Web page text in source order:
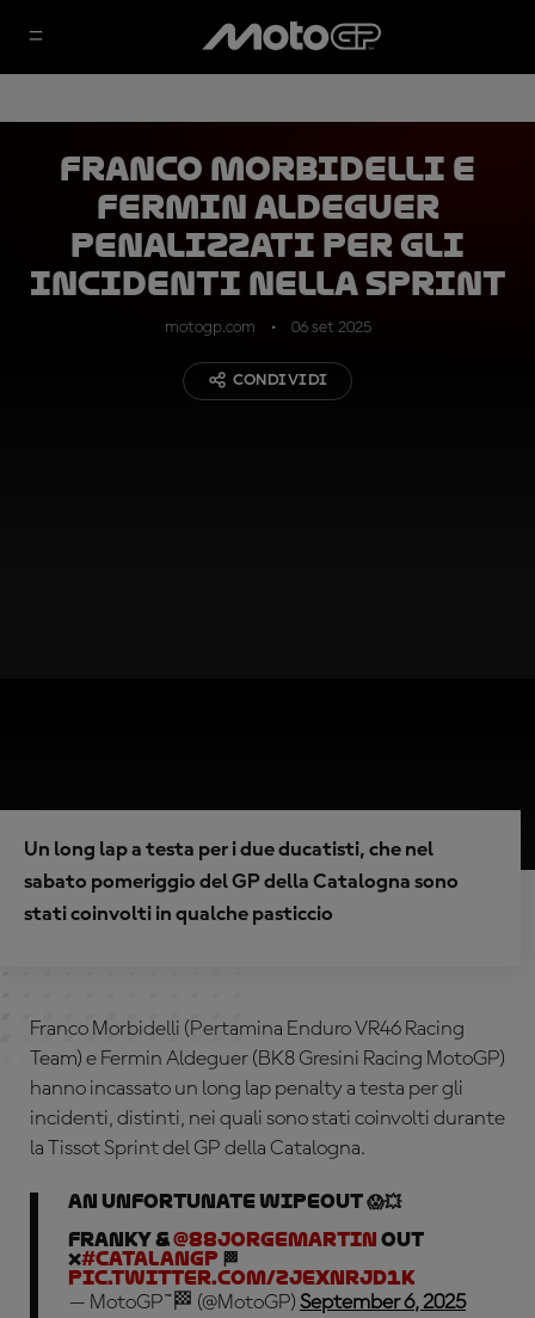
Franco Morbidelli e
Fermin Aldeguer
penalizzati per gli
incidenti nella Sprint
motogp.com 06 set 2025
CONDIVIDI
Un long lap a testa per i due ducatisti, che nel
sabato pomeriggio del GP della Catalogna sono
stati coinvolti in qualche pasticcio
Franco Morbidelli (Pertamina Enduro VR46 Racing
Team) e Fermin Aldeguer (BK8 Gresini Racing MotoGP)
hanno incassato un long lap penalty a testa per gli
incidenti, distinti, nei quali sono stati coinvolti durante
la Tissot Sprint del GP della Catalogna.
An unfortunate wipeout 😱💥
Franky &@88jorgemartin OUT
❌#CatalanGP 🏁
pic.twitter.com/zJexNrJD1k
— MotoGP™🏁 (@MotoGP) September 6, 2025